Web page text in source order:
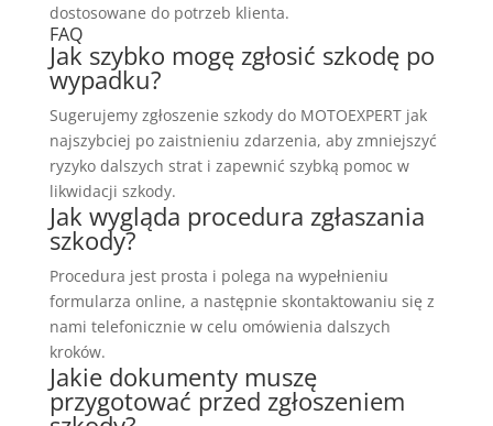
dostosowane do potrzeb klienta.
FAQ
Jak szybko mogę zgłosić szkodę po
wypadku?
Sugerujemy zgłoszenie szkody do MOTOEXPERT jak
najszybciej po zaistnieniu zdarzenia, aby zmniejszyć
ryzyko dalszych strat i zapewnić szybką pomoc w
likwidacji szkody.
Jak wygląda procedura zgłaszania
szkody?
Procedura jest prosta i polega na wypełnieniu
formularza online, a następnie skontaktowaniu się z
nami telefonicznie w celu omówienia dalszych
kroków.
Jakie dokumenty muszę
przygotować przed zgłoszeniem